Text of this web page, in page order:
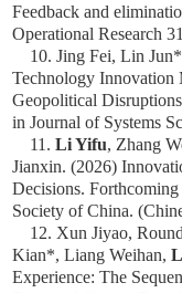
Feedback and
Operational Research
10. Jing Fei, Lin
Technology Innovation
Geopolitical
inJournal of Systems
11.Li Yifu, Zhang
Jianxin. (2026)
Decisions.
Society of China.
12. Xun Jiyao,
Kian*, Liang Weihan,
Experience: The